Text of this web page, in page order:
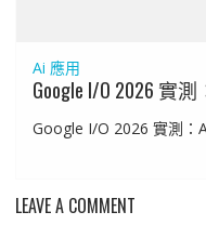
Ai 應用
Google I/O 2026 實
Google I/O 2026 實測：
LEAVE A COMMENT